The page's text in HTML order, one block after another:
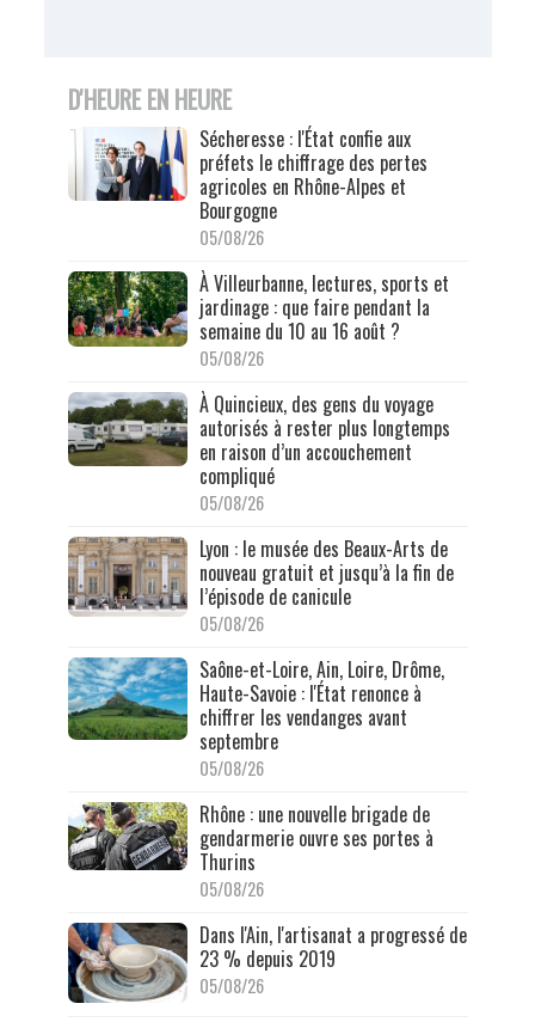
D'HEURE EN HEURE
Sécheresse : l'État confie aux
préfets le chiffrage des pertes
agricoles en Rhône-Alpes et
Bourgogne
05/08/26
À Villeurbanne, lectures, sports et
jardinage : que faire pendant la
semaine du 10 au 16 août ?
05/08/26
À Quincieux, des gens du voyage
autorisés à rester plus longtemps
en raison d’un accouchement
compliqué
05/08/26
Lyon : le musée des Beaux-Arts de
nouveau gratuit et jusqu’à la fin de
l’épisode de canicule
05/08/26
Saône-et-Loire, Ain, Loire, Drôme,
Haute-Savoie : l'État renonce à
chiffrer les vendanges avant
septembre
05/08/26
Rhône : une nouvelle brigade de
gendarmerie ouvre ses portes à
Thurins
05/08/26
Dans l'Ain, l'artisanat a progressé de
23 % depuis 2019
05/08/26